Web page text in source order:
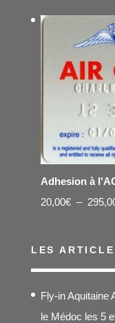
Adhesion à
20,00€ –
LES
Fly-in
le Médoc les 5